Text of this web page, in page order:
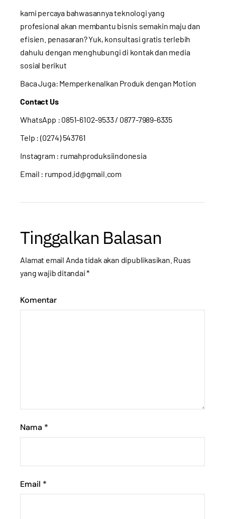
kami percaya bahwasannya teknologi yang
profesional akan membantu bisnis semakin maju dan
efisien. penasaran? Yuk, konsultasi gratis terlebih
dahulu dengan menghubungi di kontak dan media
sosial berikut
Baca Juga: Memperkenalkan Produk dengan Motion
Contact Us
WhatsApp : 0851-6102-9533/ 0877-7989-6335
Telp : (0274) 543761
Instagram : rumahproduksiindonesia
Email : rumpod.id@gmail.com
Tinggalkan Balasan
Alamat email Anda tidak akan dipublikasikan. Ruas
yang wajib ditandai*
Komentar
Nama *
Email *